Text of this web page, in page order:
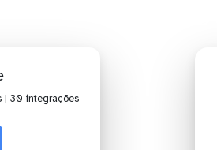
| 30 integrações